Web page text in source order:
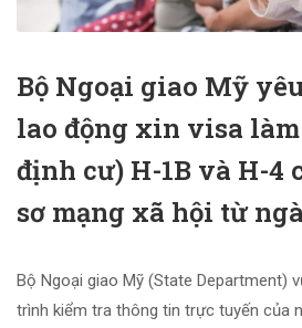
Bộ Ngoại giao Mỹ
lao động xin visa
định cư) H-1B và H-4
sơ mạng xã hội từ
Bộ Ngoại giao Mỹ (State Department)
trình kiểm tra thông tin trực tuyến của